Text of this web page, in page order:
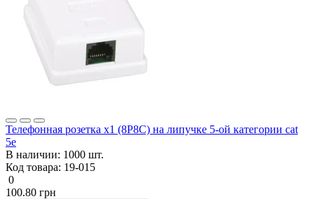
Телефонная розетка х1 (8P8C) на липучке 5-ой категории cat
5e
В наличии: 1000 шт.
Код товара: 19-015
0
100.80 грн